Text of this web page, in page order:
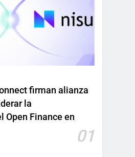
firman alianza
la
Open Finance en
01